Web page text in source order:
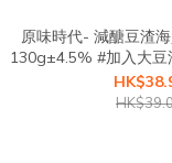
原味時代- 減醣豆渣